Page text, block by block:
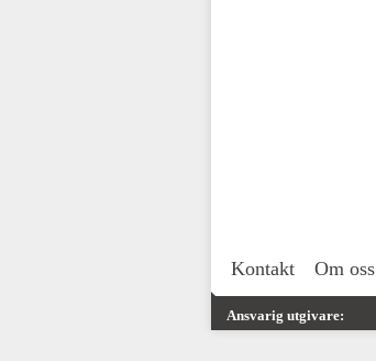
Kontakt Om oss
Ansvarig utgivare: